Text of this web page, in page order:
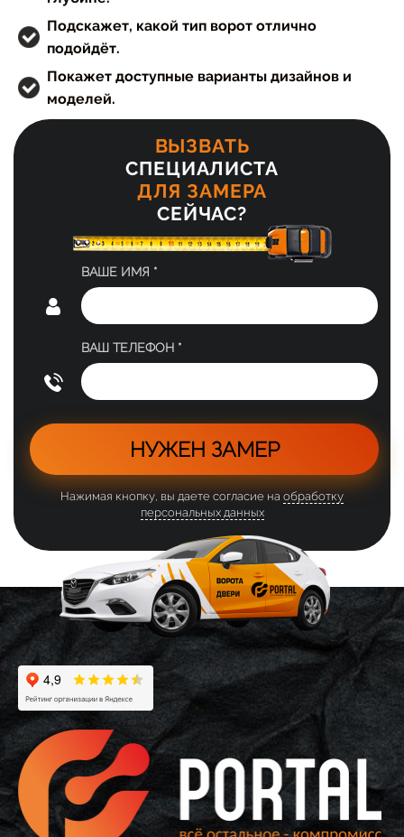
Подскажет, какой тип ворот отлично
подойдёт.
Покажет доступные варианты дизайнов и
моделей.
ВЫЗВАТЬ
СПЕЦИАЛИСТА
ДЛЯ ЗАМЕРА
СЕЙЧАС?
ВАШЕ ИМЯ *
ВАШ ТЕЛЕФОН *
НУЖЕН ЗАМЕР
Нажимая кнопку, вы даете согласие на обработку
персональных данных